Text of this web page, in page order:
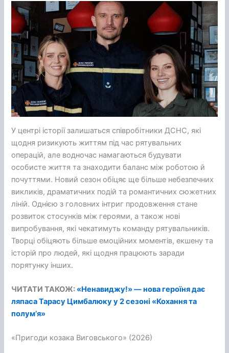
У центрі історії залишаться співробітники ДСНС, які
щодня ризикують життям під час рятувальних
операцій, але водночас намагаються будувати
особисте життя та знаходити баланс між роботою й
почуттями. Новий сезон обіцяє ще більше небезпечних
викликів, драматичних подій та романтичних сюжетних
ліній. Однією з головних інтриг продовження стане
розвиток стосунків між героями, а також нові
випробування, які чекатимуть команду рятувальників.
Творці обіцяють більше емоційних моментів, екшену та
історій про людей, які щодня працюють заради
порятунку інших.
ЧИТАТИ ТАКОЖ: «Ненавиджу!» — нова героїня дає
ляпаса Тарасу Цимбалюку у 2 сезоні «Кохання та
полум’я»
«Пригоди козака Виговського» (2026)